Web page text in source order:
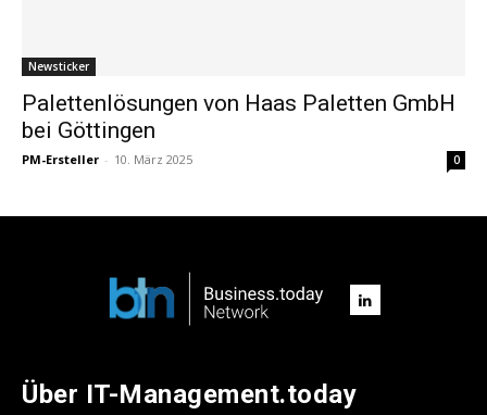
Newsticker
Palettenlösungen von Haas Paletten GmbH
bei Göttingen
PM-Ersteller - 10. März 2025 0
Über IT-Management.today